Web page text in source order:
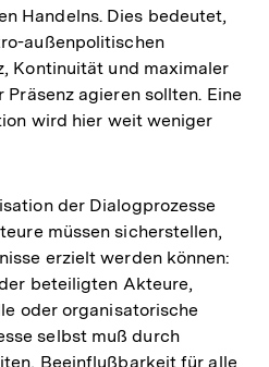
Handelns. Dies bedeutet,
außenpolitischen
Kontinuität und maximaler
agieren sollten. Eine
wird hier weit weniger
der Dialogprozesse
müssen sicherstellen,
erzielt werden können:
beteiligten Akteure,
oder organisatorische
selbst muß durch
Beeinflußbarkeit für alle